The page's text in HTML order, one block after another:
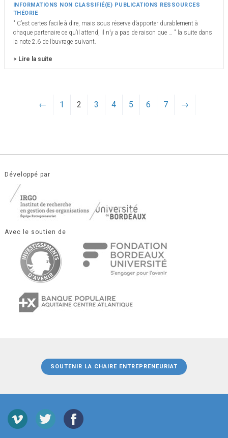
INFORMATIONS NON CLASSIFIÉ(E) PUBLICATIONS RESSOURCES
THÉORIE
" C’est certes facile à dire, mais sous réserve d’apporter durablement à
chaque partenaire ce qu’il attend, il n’y a pas de raison que … " la suite dans
la note 2.6 de l’ouvrage suivant.
> Lire la suite
← 1 2 3 4 5 6 7 →
Développé par
Avec le soutien de
SOUTENIR LA CHAIRE ENTREPRENEURIAT